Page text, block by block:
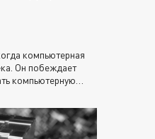
компьютерная
Он побеждает
компьютерную